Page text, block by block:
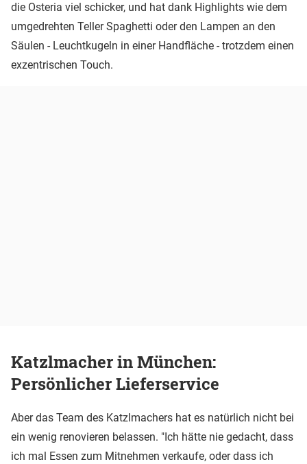
die Osteria viel schicker, und hat dank Highlights wie dem
umgedrehten Teller Spaghetti oder den Lampen an den
Säulen - Leuchtkugeln in einer Handfläche - trotzdem einen
exzentrischen Touch.
Katzlmacher in München:
Persönlicher Lieferservice
Aber das Team des Katzlmachers hat es natürlich nicht bei
ein wenig renovieren belassen. "Ich hätte nie gedacht, dass
ich mal Essen zum Mitnehmen verkaufe, oder dass ich